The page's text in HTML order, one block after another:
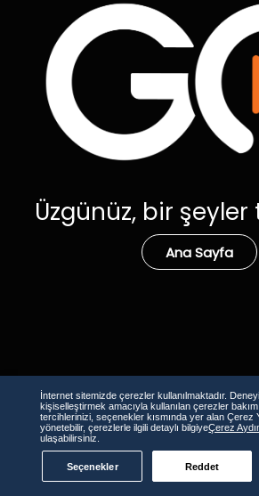
Üzgünüz, bir şeyler
Ana Sayfa
İnternet sitemizde çerezler kullanılmaktadır.
kişiselleştirmek amacıyla kullanılan çerezler
tercihlerinizi, seçenekler kısmında yer alan Çerez
yönetebilir, çerezlerle ilgili detaylı bilgiyeÇerez
ulaşabilirsiniz.
Seçenekler Reddet